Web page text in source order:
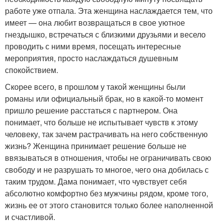
работе уже отпала. Эта женщина наслаждается тем, что
имеет — она любит возвращаться в свое уютное
гнездышко, встречаться с близкими друзьями и весело
проводить с ними время, посещать интересные
мероприятия, просто наслаждаться душевным
спокойствием.
Скорее всего, в прошлом у такой женщины были
романы или официальный брак, но в какой-то момент
пришло решение расстаться с партнером. Она
понимает, что больше не испытывает чувств к этому
человеку, так зачем растрачивать на него собственную
жизнь? Женщина принимает решение больше не
ввязываться в отношения, чтобы не ограничивать свою
свободу и не разрушать то многое, чего она добилась с
таким трудом. Дама понимает, что чувствует себя
абсолютно комфортно без мужчины рядом, кроме того,
жизнь ее от этого становится только более наполненной
и счастливой.